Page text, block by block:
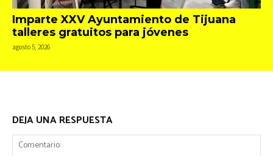
Imparte XXV Ayuntamiento de Tijuana
talleres gratuitos para jóvenes
agosto 5, 2026
DEJA UNA RESPUESTA